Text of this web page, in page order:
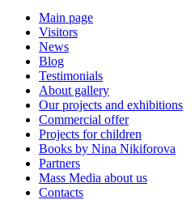
Main page
Visitors
News
Blog
Testimonials
About gallery
Our projects and exhibitions
Commercial offer
Projects for children
Books by Nina Nikiforova
Partners
Mass Media about us
Contacts